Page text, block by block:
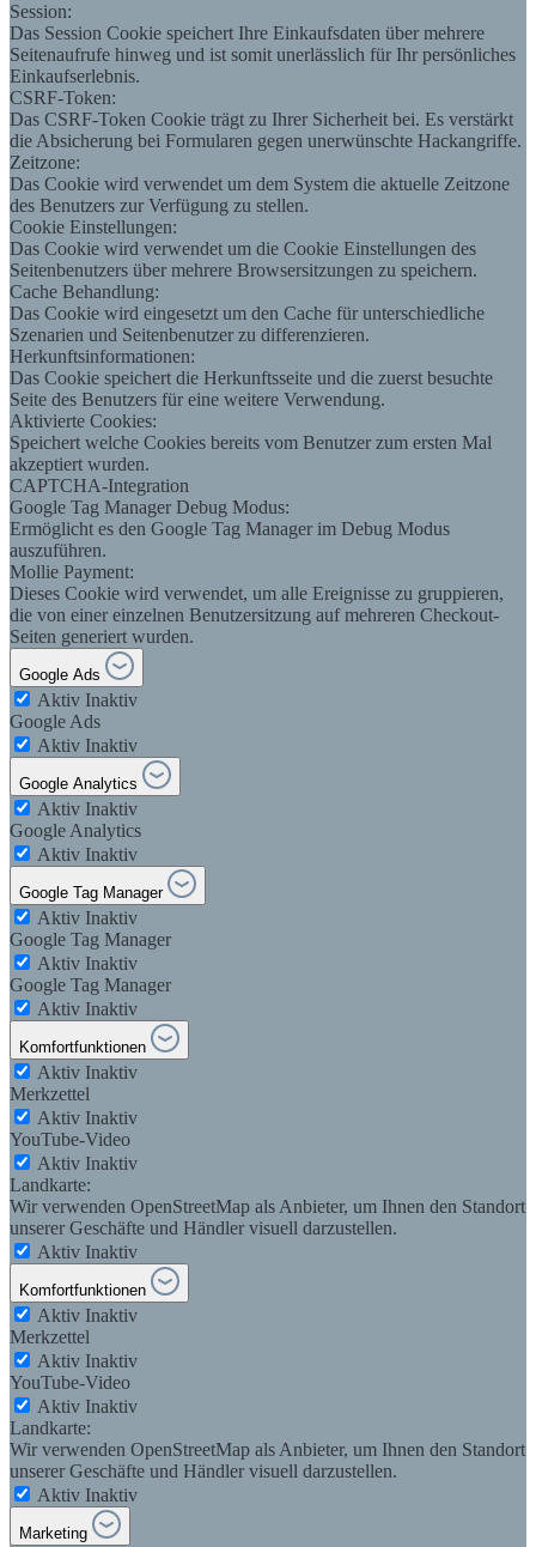
Session:
Das Session Cookie speichert Ihre Einkaufsdaten über mehrere
Seitenaufrufe hinweg und ist somit unerlässlich für Ihr persönliches
Einkaufserlebnis.
CSRF-Token:
Das CSRF-Token Cookie trägt zu Ihrer Sicherheit bei. Es verstärkt
die Absicherung bei Formularen gegen unerwünschte Hackangriffe.
Zeitzone:
Das Cookie wird verwendet um dem System die aktuelle Zeitzone
des Benutzers zur Verfügung zu stellen.
Cookie Einstellungen:
Das Cookie wird verwendet um die Cookie Einstellungen des
Seitenbenutzers über mehrere Browsersitzungen zu speichern.
Cache Behandlung:
Das Cookie wird eingesetzt um den Cache für unterschiedliche
Szenarien und Seitenbenutzer zu differenzieren.
Herkunftsinformationen:
Das Cookie speichert die Herkunftsseite und die zuerst besuchte
Seite des Benutzers für eine weitere Verwendung.
Aktivierte Cookies:
Speichert welche Cookies bereits vom Benutzer zum ersten Mal
akzeptiert wurden.
CAPTCHA-Integration
Google Tag Manager Debug Modus:
Ermöglicht es den Google Tag Manager im Debug Modus
auszuführen.
Mollie Payment:
Dieses Cookie wird verwendet, um alle Ereignisse zu gruppieren,
die von einer einzelnen Benutzersitzung auf mehreren Checkout-
Seiten generiert wurden.
Google Ads
Aktiv Inaktiv
Google Ads
Aktiv Inaktiv
Google Analytics
Aktiv Inaktiv
Google Analytics
Aktiv Inaktiv
Google Tag Manager
Aktiv Inaktiv
Google Tag Manager
Aktiv Inaktiv
Google Tag Manager
Aktiv Inaktiv
Komfortfunktionen
Aktiv Inaktiv
Merkzettel
Aktiv Inaktiv
YouTube-Video
Aktiv Inaktiv
Landkarte:
Wir verwenden OpenStreetMap als Anbieter, um Ihnen den Standort
unserer Geschäfte und Händler visuell darzustellen.
Aktiv Inaktiv
Komfortfunktionen
Aktiv Inaktiv
Merkzettel
Aktiv Inaktiv
YouTube-Video
Aktiv Inaktiv
Landkarte:
Wir verwenden OpenStreetMap als Anbieter, um Ihnen den Standort
unserer Geschäfte und Händler visuell darzustellen.
Aktiv Inaktiv
Marketing